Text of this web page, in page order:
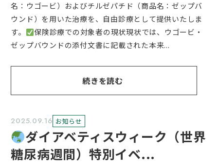
名：ウゴービ）およびチルゼパチド（商品名：ゼップバ
ウンド）を用いた治療を、自由診療として提供いたしま
す。
保険診療での対象者の現状現状では、ウゴービ・
ゼップバウンドの添付文書に記載された本来...
続きを読む
2025.09.16 お知らせ
ダイアベティスウィーク（世界
糖尿病週間）特別イベ...